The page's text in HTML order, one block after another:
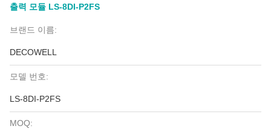
출력 모듈 LS-8DI-P2FS
브랜드 이름:
DECOWELL
모델 번호:
LS-8DI-P2FS
MOQ: